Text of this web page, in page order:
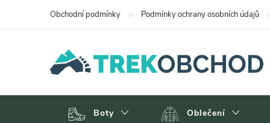
Obchodní podmínky Podmínky ochrany osobních údajů
Boty Oblečení